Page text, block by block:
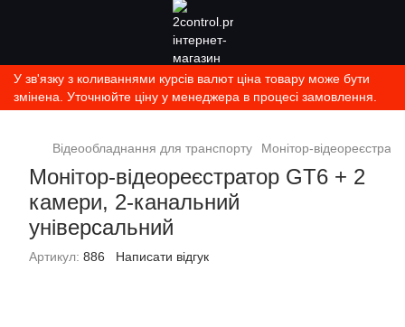
У зв'язку з коливаннями курсів валют ціна товару може бути
змінена. Уточнюйте ціну у менеджера в процесі замовлення.
Відеообладнання для транспорту Монітор-
Монітор-відеореєстратор GT6 + 2
камери, 2-канальний
універсальний
Артикул: 886 Написати відгук